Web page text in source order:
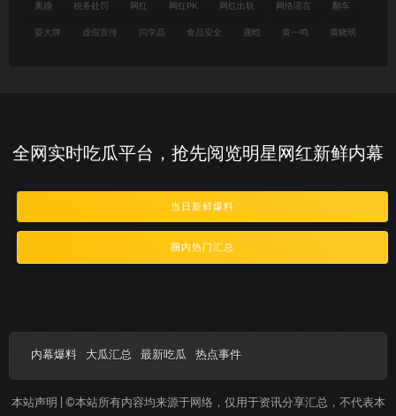
离婚 税务处罚 网红 网红PK 网红出轨 网络谣言 翻车
耍大牌 虚假宣传 闫学晶 食品安全 鹿晗 黄一鸣 黄晓明
全网实时吃瓜平台，抢先阅览明星网红新鲜内幕
当日新鲜爆料
圈内热门汇总
内幕爆料 大瓜汇总 最新吃瓜 热点事件
本站声明 | ©本站所有内容均来源于网络，仅用于资讯分享汇总，不代表本